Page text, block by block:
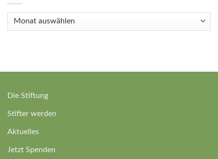
Newsarchive
Die Stiftung
Stifter werden
Aktuelles
Jetzt Spenden